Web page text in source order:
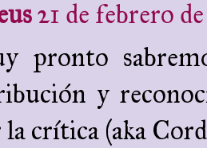
21 de febrero
pronto
y
crítica (aka